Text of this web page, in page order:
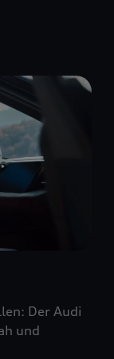
Der Audi
und